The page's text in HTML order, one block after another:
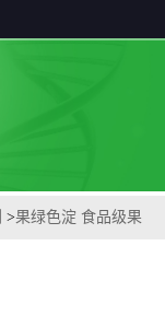
>果绿色淀 食品级果